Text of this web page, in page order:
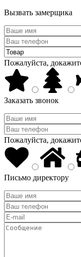
Вызвать замерщика
Пожалуйста,
Заказать звонок
Пожалуйста,
Письмо директору